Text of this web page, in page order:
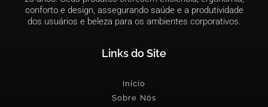
conforto e design, assegurando saúde e a produtividade
dos usuários e beleza para os ambientes corporativos.
Links do Site
Início
Sobre Nós